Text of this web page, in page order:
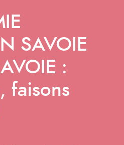
SAVOIE
:
faisons